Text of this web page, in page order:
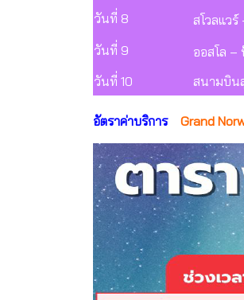
วันที่ 8
สโวลแว
วันที่ 9
ออสโล –
วันที่ 10
สนามบิน
อัตราค่าบริการ Grand